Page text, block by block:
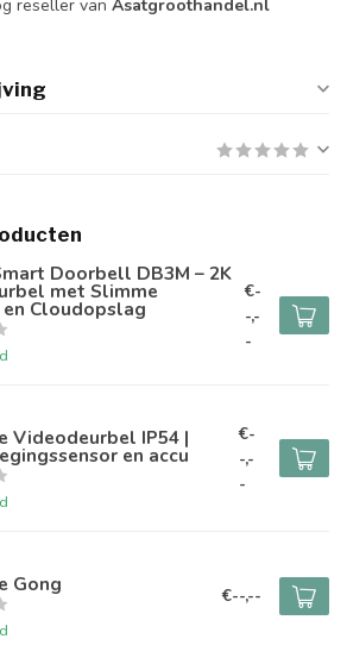
reseller van Asatgroothandel.nl
Doorbell DB3M – 2K
met Slimme
Cloudopslag
€-
-,-
-
Videodeurbel IP54 |
en accu
€-
-,-
-
Gong €--,--